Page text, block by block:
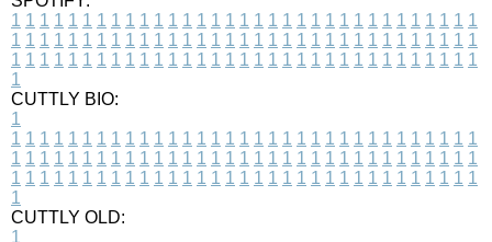
1 1 1 1 1 1 1 1 1 1 1 1 1 1 1 1 1 1 1 1 1 1 1 1 1 1 1 1 1 1 1 1 1
1 1 1 1 1 1 1 1 1 1 1 1 1 1 1 1 1 1 1 1 1 1 1 1 1 1 1 1 1 1 1 1 1
1 1 1 1 1 1 1 1 1 1 1 1 1 1 1 1 1 1 1 1 1 1 1 1 1 1 1 1 1 1 1 1 1
1
CUTTLY BIO:
1
1 1 1 1 1 1 1 1 1 1 1 1 1 1 1 1 1 1 1 1 1 1 1 1 1 1 1 1 1 1 1 1 1
1 1 1 1 1 1 1 1 1 1 1 1 1 1 1 1 1 1 1 1 1 1 1 1 1 1 1 1 1 1 1 1 1
1 1 1 1 1 1 1 1 1 1 1 1 1 1 1 1 1 1 1 1 1 1 1 1 1 1 1 1 1 1 1 1 1
1
CUTTLY OLD:
1